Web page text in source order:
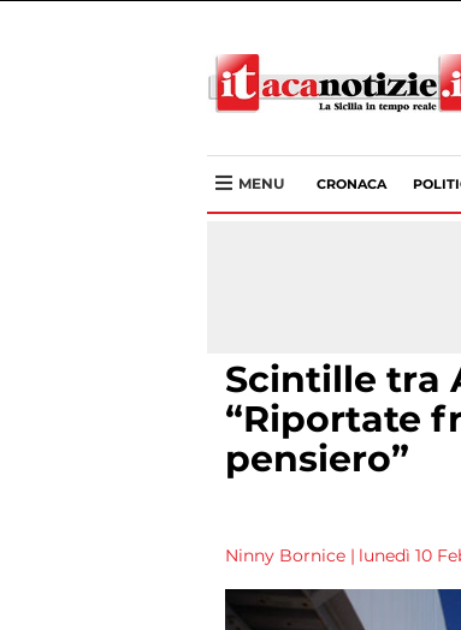
MENU CRONACA
Scintille tra
“Riportate
pensiero”
Ninny Bornice | lunedì 10